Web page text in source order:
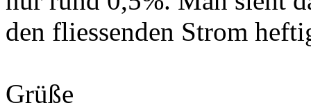
den fliessenden Strom
Grüße